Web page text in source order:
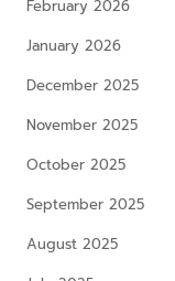
February 2026
January 2026
December 2025
November 2025
October 2025
September 2025
August 2025